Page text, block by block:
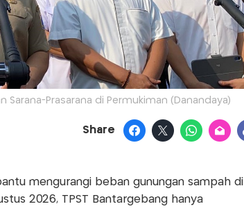
Sarana-Prasarana di Permukiman (Danandaya)
Share
mengurangi beban gunungan sampah di
2026, TPST Bantargebang hanya